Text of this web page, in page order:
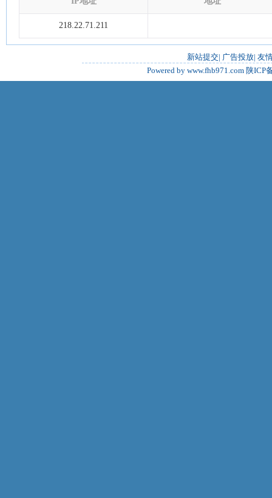
218.22.71.211
新站提交| 广告投放| 友
Powered by www.fhb971.com 陕ICP